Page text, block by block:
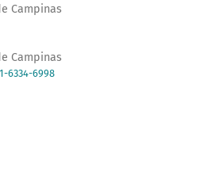
Campinas
Campinas
6334-6998